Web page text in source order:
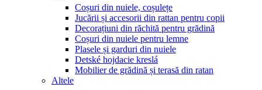
Coșuri din nuiele, coșulețe
Jucării și accesorii din rattan pentru copii
Decorațiuni din răchită pentru grădină
Coșuri din nuiele pentru lemne
Plasele și garduri din nuiele
Detské hojdacie kreslá
Mobilier de grădină și terasă din ratan
Altele